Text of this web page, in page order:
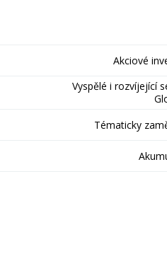
Akciové
Vyspělé i rozvíjející
Tématicky